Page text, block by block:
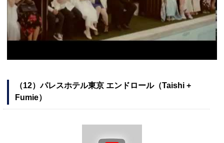
（12）パレスホテル東京 エンドロール（Taishi +
Fumie）